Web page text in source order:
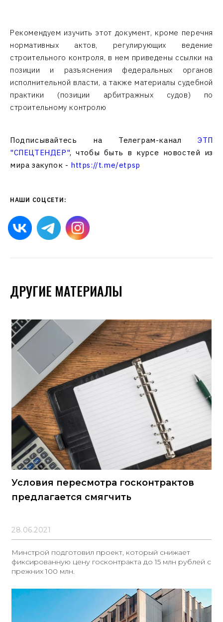
Рекомендуем изучить этот документ, кроме перечня
нормативных актов, регулирующих ведение
строительного контроля, в нем приведены ссылки на
позиции и разъяснения федеральных органов
исполнительной власти, а также материалы судебной
практики (позиции арбитражных судов) по
строительному контролю
Подписывайтесь на Телеграм-каналЭТП
"СПЕЦТЕНДЕР", чтобы быть в курсе новостей из
мира закупок - https://t.me/etpsp
НАШИ СОЦСЕТИ:
ДРУГИЕ МАТЕРИАЛЫ
Условия пересмотра госконтрактов
предлагается смягчить
28.06.2021
Минстрой подготовил проект, который снижает
фиксированную цену госконтракта до 15 млн рублей с
прежних 100 млн.